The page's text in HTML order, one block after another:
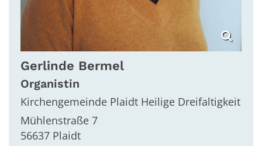
Gerlinde Bermel
Organistin
Kirchengemeinde Plaidt Heilige Dreifaltigkeit
Mühlenstraße 7
56637 Plaidt